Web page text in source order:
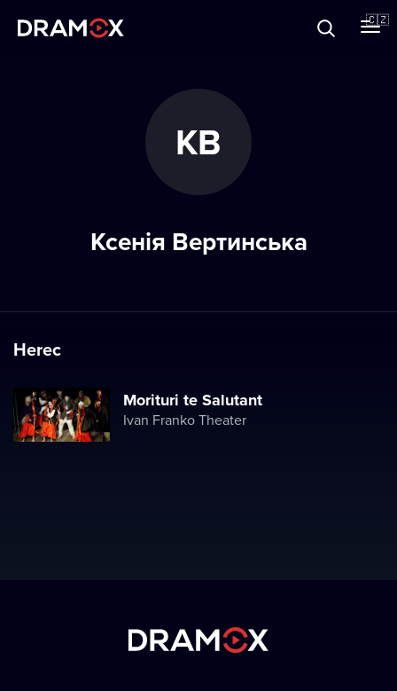
🇨🇿
КВ
Ксенія Вертинська
Herec
Morituri te Salutant
Ivan Franko Theater